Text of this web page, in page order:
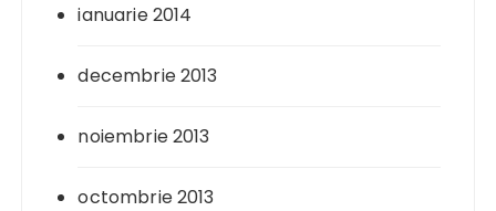
ianuarie 2014
decembrie 2013
noiembrie 2013
octombrie 2013